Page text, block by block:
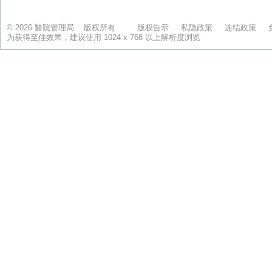
© 2026 醫院管理局 版权所有 版权告示 私隐政策 连结政策
为获得至佳效果，建议使用 1024 x 768 以上解析度浏览